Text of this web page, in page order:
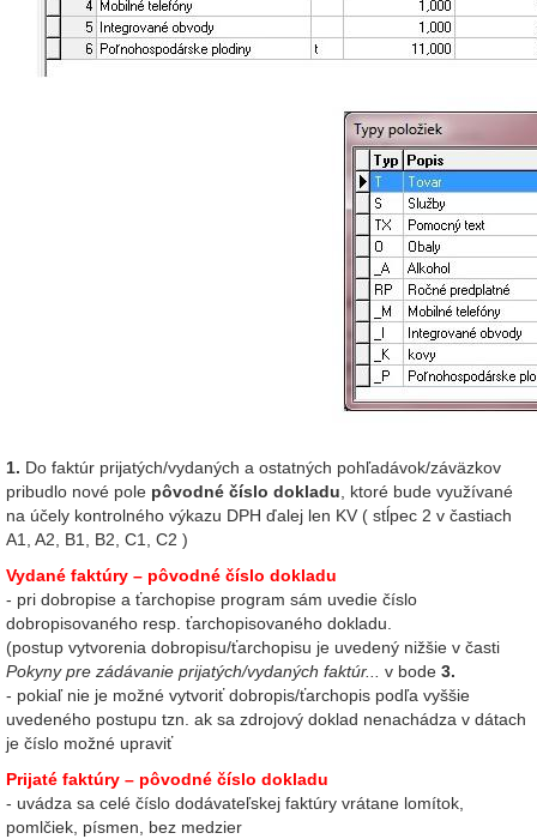
1. Do faktúr prijatých/vydaných a ostatných pohľadávok/záväzkov
pribudlo nové pole pôvodné číslo dokladu , ktoré bude využívané
na účely kontrolného výkazu DPH ďalej len KV ( stĺpec 2 v častiach
A1, A2, B1, B2, C1, C2 )
Vydané faktúry – pôvodné číslo dokladu
- pri dobropise a ťarchopise program sám uvedie číslo
dobropisovaného resp. ťarchopisovaného dokladu.
(postup vytvorenia dobropisu/ťarchopisu je uvedený nižšie v časti
Pokyny pre zádávanie prijatých/vydaných faktúr...
v bode 3.
- pokiaľ nie je možné vytvoriť dobropis/ťarchopis podľa vyššie
uvedeného postupu tzn. ak sa zdrojový doklad nenachádza v dátach
je číslo možné upraviť
Prijaté faktúry – pôvodné číslo dokladu
- uvádza sa celé číslo dodávateľskej faktúry vrátane lomítok,
pomlčiek, písmen, bez medzier